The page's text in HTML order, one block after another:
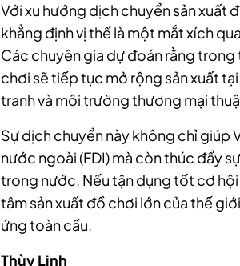
Với xu hướng dịch chuyển sản xuất
khẳng định vị thế là một mắt xích
Các chuyên gia dự đoán rằng
chơi sẽ tiếp tục mở rộng sản xuất
tranh và môi trường thương mại
Sự dịch chuyển này không chỉ giúp
nước ngoài (FDI) mà còn thúc đẩy
trong nước. Nếu tận dụng tốt cơ
tâm sản xuất đồ chơi lớn của thế
ứng toàn cầu.
Thùy Linh